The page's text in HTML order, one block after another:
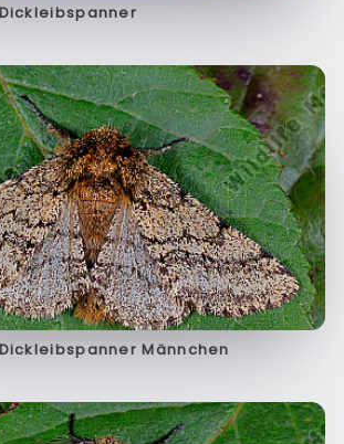
Männchen